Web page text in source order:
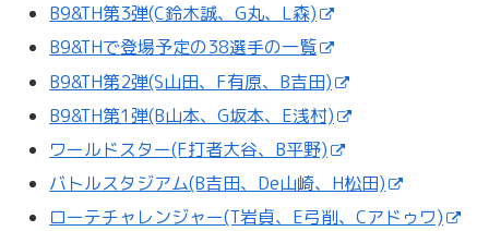
B9&TH第3弾(C鈴木誠、G丸、L森)
B9&THで登場予定の38選手の一覧
B9&TH第2弾(S山田、F有原、B吉田)
B9&TH第1弾(B山本、G坂本、E浅村)
ワールドスター(F打者大谷、B平野)
バトルスタジアム(B吉田、De山崎、H松田)
ローテチャレンジャー(T岩貞、E弓削、Cアドゥワ)